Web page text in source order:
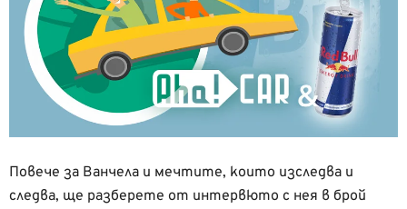
Повече за Ванчела и мечтите, които изследва и
следва, ще разберете от интервюто с нея в брой